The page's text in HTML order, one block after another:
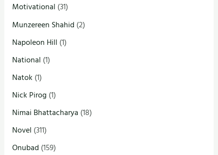
Motivational (31)
Munzereen Shahid (2)
Napoleon Hill (1)
National (1)
Natok (1)
Nick Pirog (1)
Nimai Bhattacharya (18)
Novel (311)
Onubad (159)